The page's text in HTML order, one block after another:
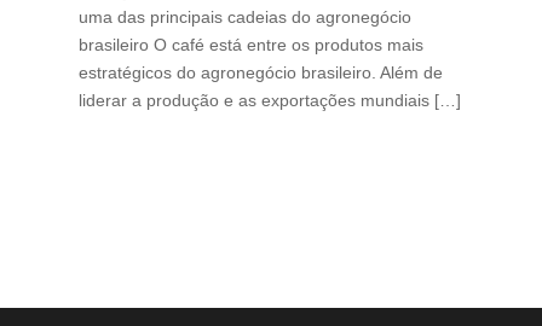
uma das principais cadeias do agronegócio
brasileiro O café está entre os produtos mais
estratégicos do agronegócio brasileiro. Além de
liderar a produção e as exportações mundiais […]